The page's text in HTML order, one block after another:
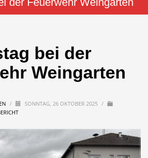
bei der
Weingarten
/ SONNTAG, 26 OKTOBER 2025 /